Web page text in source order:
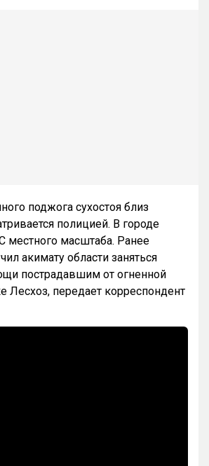
поджога сухостоя близ
полицией. В городе
масштаба. Ранее
акимату области заняться
пострадавшим от огненной
Лесхоз, передает корреспондент